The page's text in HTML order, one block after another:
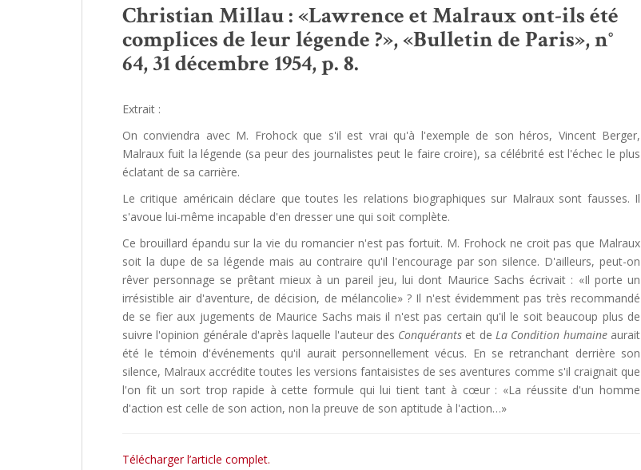
Christian Millau : «Lawrence et Malraux ont-ils été
complices de leur légende ?», «Bulletin de Paris», n°
64, 31 décembre 1954, p. 8.
Extrait :
On conviendra avec M. Frohock que s'il est vrai qu'à l'exemple de son héros, Vincent Berger,
Malraux fuit la légende (sa peur des journalistes peut le faire croire), sa célébrité est l'échec le plus
éclatant de sa carrière.
Le critique américain déclare que toutes les relations biographiques sur Malraux sont fausses. Il
s'avoue lui-même incapable d'en dresser une qui soit complète.
Ce brouillard épandu sur la vie du romancier n'est pas fortuit. M. Frohock ne croit pas que Malraux
soit la dupe de sa légende mais au contraire qu'il l'encourage par son silence. D'ailleurs, peut-on
rêver personnage se prêtant mieux à un pareil jeu, lui dont Maurice Sachs écrivait : «Il porte un
irrésistible air d'aventure, de décision, de mélancolie» ? Il n'est évidemment pas très recommandé
de se fier aux jugements de Maurice Sachs mais il n'est pas certain qu'il le soit beaucoup plus de
suivre l'opinion générale d'après laquelle l'auteur des Conquérants et deLa Condition humaineaurait
été le témoin d'événements qu'il aurait personnellement vécus. En se retranchant derrière son
silence, Malraux accrédite toutes les versions fantaisistes de ses aventures comme s'il craignait que
l'on fit un sort trop rapide à cette formule qui lui tient tant à cœur : «La réussite d'un homme
d'action est celle de son action, non la preuve de son aptitude à l'action…»
Télécharger l’article complet.